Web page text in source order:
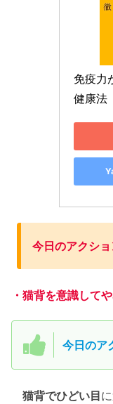
免疫力
健康法
今日のアクシ
・猫背を意識して
今日のア
猫背でひどい目